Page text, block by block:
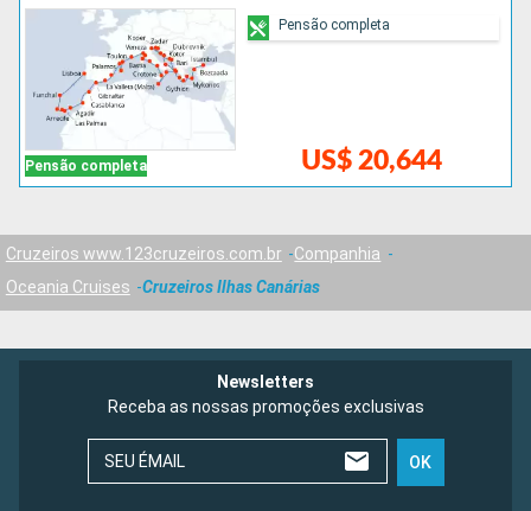
Pensão completa US$ 20,644
Pensão completa
Cruzeiros www.123cruzeiros.com.br
Companhia
Oceania Cruises
Cruzeiros Ilhas Canárias
Newsletters
Receba as nossas promoções exclusivas
SEU ÉMAIL OK